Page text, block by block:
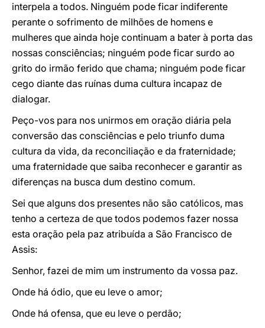
interpela a todos. Ninguém pode ficar indiferente
perante o sofrimento de milhões de homens e
mulheres que ainda hoje continuam a bater à porta das
nossas consciências; ninguém pode ficar surdo ao
grito do irmão ferido que chama; ninguém pode ficar
cego diante das ruínas duma cultura incapaz de
dialogar.
Peço-vos para nos unirmos em oração diária pela
conversão das consciências e pelo triunfo duma
cultura da vida, da reconciliação e da fraternidade;
uma fraternidade que saiba reconhecer e garantir as
diferenças na busca dum destino comum.
Sei que alguns dos presentes não são católicos, mas
tenho a certeza de que todos podemos fazer nossa
esta oração pela paz atribuída a São Francisco de
Assis:
Senhor, fazei de mim um instrumento da vossa paz.
Onde há ódio, que eu leve o amor;
Onde há ofensa, que eu leve o perdão;